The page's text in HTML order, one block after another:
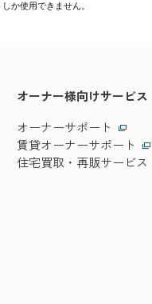
か使用できません。
オーナー様向けサービス
オーナーサポート
賃貸オーナーサポート
住宅買取・再販サービス